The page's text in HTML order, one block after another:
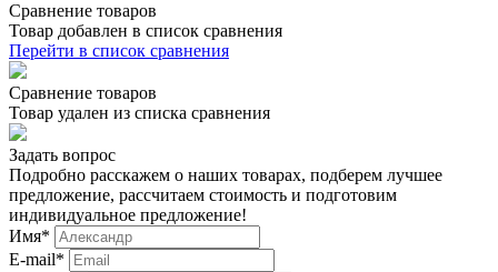
Сравнение товаров
Товар добавлен в список сравнения
Перейти в список сравнения
Сравнение товаров
Товар удален из списка сравнения
Задать вопрос
Подробно расскажем о наших товарах, подберем лучшее
предложение, рассчитаем стоимость и подготовим
индивидуальное предложение!
Имя*
E-mail*